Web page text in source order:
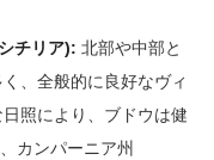
チリア): 北部や中部と
、全般的に良好なヴィ
照により、ブドウは健
カンパーニア州